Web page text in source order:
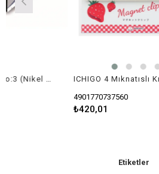
Mas 230 Ataş No:3 (Nikel Kaplı)
ICHIGO 4 Mıknatıslı Kıskaç A
4901770737560
₺420,01
Etiketler